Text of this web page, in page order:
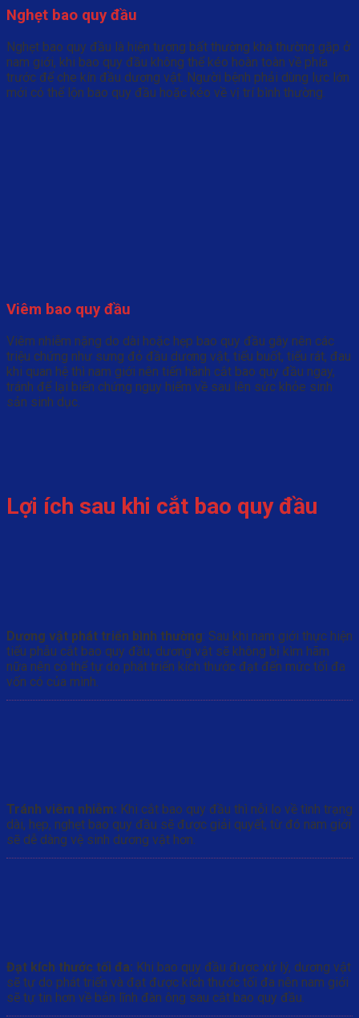
Nghẹt bao quy đầu
Nghẹt bao quy đầu là hiện tượng bất thường khá thường gặp ở
nam giới, khi bao quy đầu không thể kéo hoàn toàn về phía
trước để che kín đầu dương vật. Người bệnh phải dùng lực lớn
mới có thể lộn bao quy đầu hoặc kéo về vị trí bình thường.
Viêm bao quy đầu
Viêm nhiễm nặng do dài hoặc hẹp bao quy đầu gây nên các
triệu chứng như sưng đỏ đầu dương vật, tiểu buốt, tiểu rát, đau
khi quan hệ thì nam giới nên tiến hành cắt bao quy đầu ngay,
tránh để lại biến chứng nguy hiểm về sau lên sức khỏe sinh
sản sinh dục.
Lợi ích sau khi cắt bao quy đầu
Dương vật phát triển bình thường: Sau khi nam giới thực hiện
tiểu phẫu cắt bao quy đầu, dương vật sẽ không bị kìm hãm
nữa nên có thể tự do phát triển kích thước đạt đến mức tối đa
vốn có của mình.
Tránh viêm nhiễm: Khi cắt bao quy đầu thì nỗi lo về tình trạng
dài, hẹp, nghẹt bao quy đầu sẽ được giải quyết, từ đó nam giới
sẽ dễ dàng vệ sinh dương vật hơn.
Đạt kích thước tối đa: Khi bao quy đầu được xử lý, dương vật
sẽ tự do phát triển và đạt được kích thước tối đa nên nam giới
sẽ tự tin hơn về bản lĩnh đàn ông sau cắt bao quy đầu.